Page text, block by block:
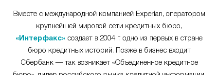
Вместе с международной компанией Experian, оператором
крупнейшей мировой сети кредитных бюро,
«Интерфакс» создает в 2004 г. одно из первых в стране
бюро кредитных историй. Позже в бизнес входит
Сбербанк — так возникает «Объединенное кредитное